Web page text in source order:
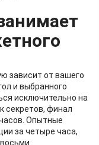
зависит от вашего
и выбранного
исключительно на
секретов, финал
Опытные
за четыре часа,